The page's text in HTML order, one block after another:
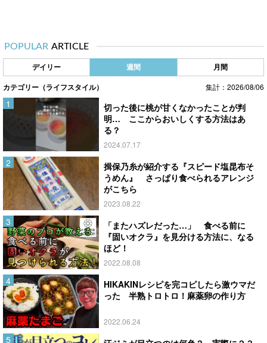
POPULAR ARTICLE
デイリー 週間 月間
カテゴリー（ライフスタイル） 集計：2026/08/06
切った後に桃が甘くなかったことが判
明… ここからおいしくする方法はあ
る？
2024.07.17
揖保乃糸が紹介する『スピード塩昆布そ
うめん』 さっぱり食べられるアレンジ
がこちら
2023.08.22
「またハズレだった…」 食べる前に
『固いオクラ』を見分ける方法に、なる
ほど！
2022.08.08
HIKAKINレシピを完コピしたら激ウマだ
った 半熟トロトロ！麻薬卵の作り方
2022.06.24